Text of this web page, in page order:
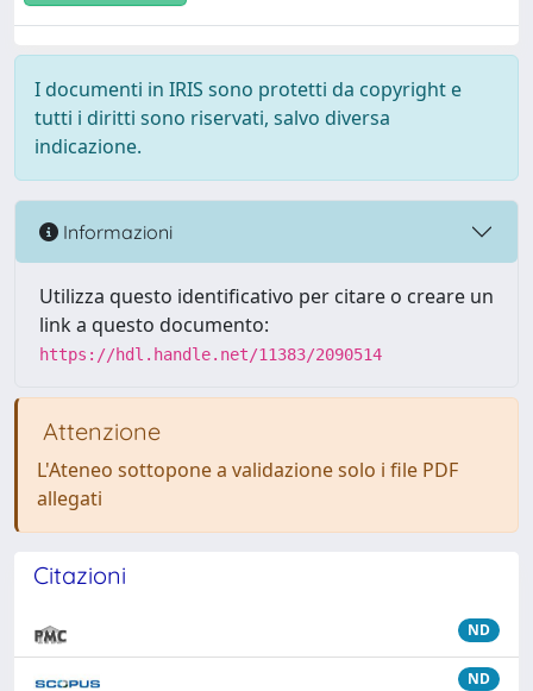
I documenti in IRIS sono protetti da copyright e
tutti i diritti sono riservati, salvo diversa
indicazione.
Informazioni
Utilizza questo identificativo per citare o creare un
link a questo documento:
https://hdl.handle.net/11383/2090514
Attenzione
L'Ateneo sottopone a validazione solo i file PDF
allegati
Citazioni
ND
ND